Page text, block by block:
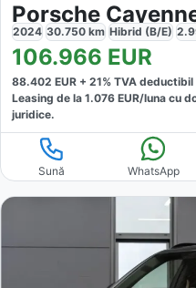
2024 30.750 km Hibrid (B/E)
106.966 EUR
88.402 EUR + 21% TVA deductibil
Leasing de la 1.076 EUR/luna cu
juridice.
Sună WhatsApp